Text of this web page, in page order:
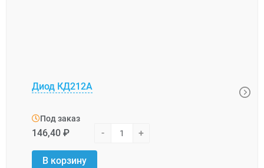
Диод КД212А
Под заказ
146,40 ₽ - +
В корзину